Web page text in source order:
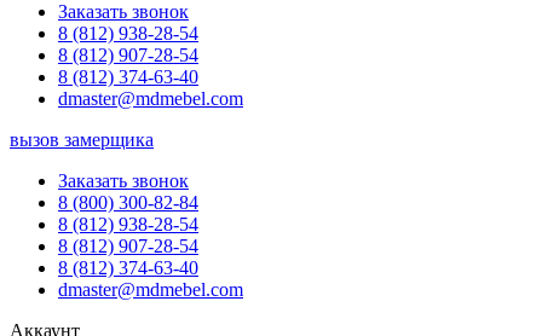
Заказать звонок
8 (812) 938-28-54
8 (812) 907-28-54
8 (812) 374-63-40
dmaster@mdmebel.com
вызов замерщика
Заказать звонок
8 (800) 300-82-84
8 (812) 938-28-54
8 (812) 907-28-54
8 (812) 374-63-40
dmaster@mdmebel.com
Аккаунт